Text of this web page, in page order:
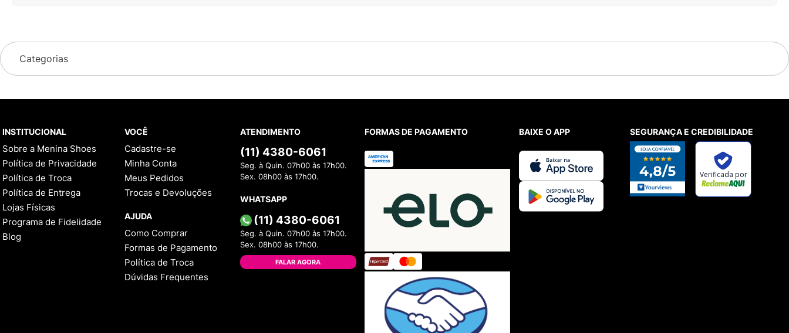
Categorias
INSTITUCIONAL
Sobre a Menina Shoes
Política de Privacidade
Política de Troca
Política de Entrega
Lojas Físicas
Programa de Fidelidade
Blog
VOCÊ
Cadastre-se
Minha Conta
Meus Pedidos
Trocas e Devoluções
AJUDA
Como Comprar
Formas de Pagamento
Política de Troca
Dúvidas Frequentes
ATENDIMENTO
(11) 4380-6061
Seg. à Quin. 07h00 às 17h00.
Sex. 08h00 às 17h00.
WHATSAPP
(11) 4380-6061
Seg. à Quin. 07h00 às 17h00.
Sex. 08h00 às 17h00.
FALAR AGORA
FORMAS DE PAGAMENTO BAIXE O APP SEGURANÇA E CREDIBILIDADE